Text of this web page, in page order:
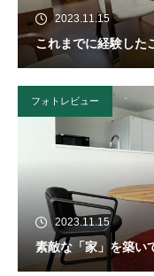
2023.11.15
これまでに経験し
フォトレビュー
2023.11.15
素敵な「家」を築